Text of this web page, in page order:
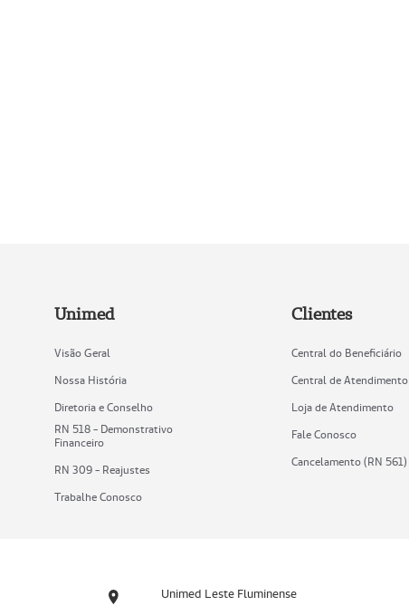
Unimed
Visão Geral
Nossa História
Diretoria e Conselho
RN 518 - Demonstrativo
Financeiro
RN 309 - Reajustes
Trabalhe Conosco
Clientes
Central do Beneficiário
Central de Atendimento
Loja de Atendimento
Fale Conosco
Cancelamento (RN 561)
Unimed Leste Fluminense